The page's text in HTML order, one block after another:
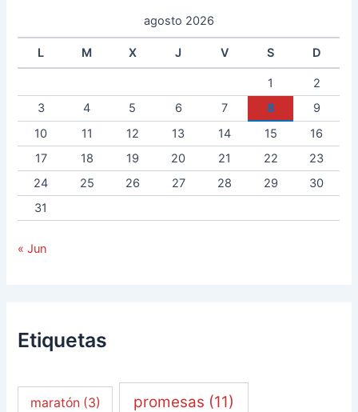
agosto 2026
L M X J V S D
1
2
3
4 5 6 7 8
9
10
11 12 13 14 15
16
17
18 19 20 21 22
23
24
25 26 27 28 29
30
31
« Jun
Etiquetas
maratón (3) promesas (11)